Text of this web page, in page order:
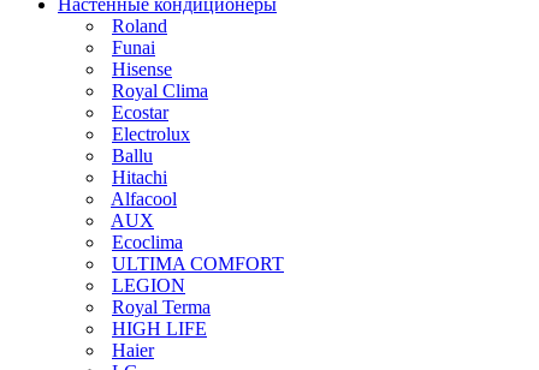
Roland
Funai
Hisense
Royal Clima
Ecostar
Electrolux
Ballu
Hitachi
Alfacool
AUX
Ecoclima
ULTIMA COMFORT
LEGION
Royal Terma
HIGH LIFE
Haier